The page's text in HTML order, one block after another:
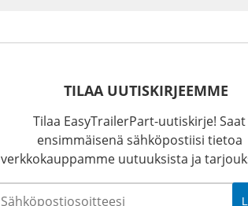
TILAA UUTISKIRJEEMME
Tilaa EasyTrailerPart-uutiskirje! Saat
ensimmäisenä sähköpostiisi tietoa
verkkokauppamme uutuuksista ja